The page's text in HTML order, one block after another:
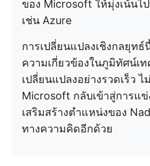
ของ Microsoft ให้มุ่งเน้นไ
เช่น Azure
การเปลี่ยนแปลงเชิงกลยุท
ความเกี่ยวข้องในภูมิทัศน์เ
เปลี่ยนแปลงอย่างรวดเร็ว ไ
Microsoft กลับเข้าสู่การแ
เสริมสร้างตำแหน่งของ
ทางความคิดอีกด้วย